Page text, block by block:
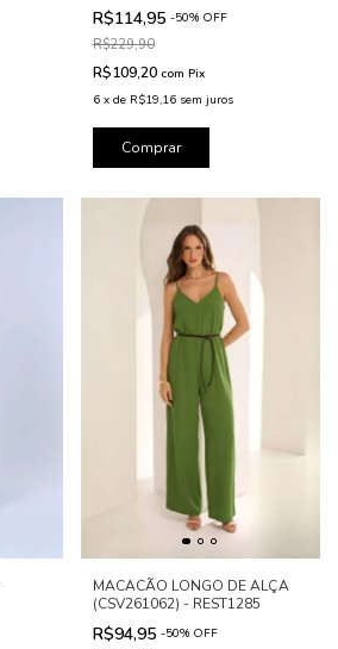
R$114,95 -50% OFF
R$229,90
R$109,20 com Pix
6 x de R$19,16 sem juros
Comprar
MACACÃO LONGO DE ALÇA
(CSV261062) - REST1285
R$94,95 -50% OFF